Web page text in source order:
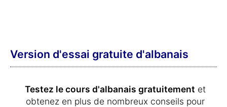
Version d'essai gratuite d'albanais
Testez le cours d'albanais gratuitement et
obtenez en plus de nombreux conseils pour